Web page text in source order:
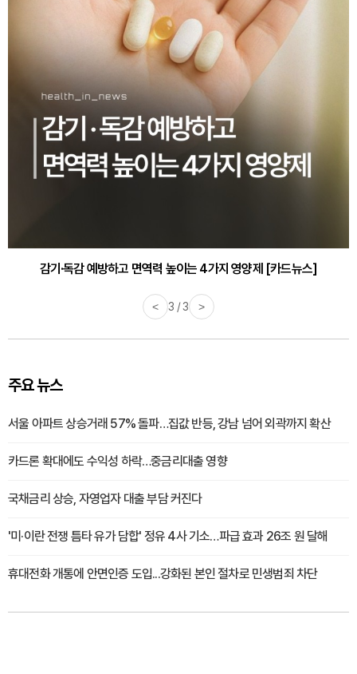
감기·독감 예방하고 면역력 높이는 4가지 영양제 [카드뉴스]
< 3 / 3 >
주요 뉴스
서울 아파트 상승거래 57% 돌파…집값 반등, 강남 넘어 외곽까지 확산
카드론 확대에도 수익성 하락…중금리대출 영향
국채금리 상승, 자영업자 대출 부담 커진다
'미·이란 전쟁 틈타 유가 담합' 정유 4사 기소…파급 효과 26조 원 달해
휴대전화 개통에 안면인증 도입...강화된 본인 절차로 민생범죄 차단